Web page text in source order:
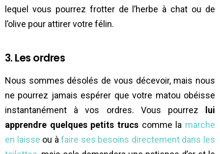
lequel vous pourrez frotter de l’herbe à chat ou de
l’olive pour attirer votre félin.
3. Les ordres
Nous sommes désolés de vous décevoir, mais nous
ne pourrez jamais espérer que votre matou obéisse
instantanément à vos ordres. Vous pourrez lui
apprendre quelques petits trucs comme la marche
en laisse ou àfaire ses besoins directement dans les